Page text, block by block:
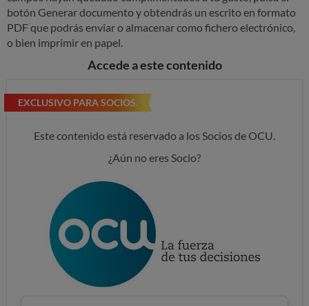
botón Generar documento y obtendrás un escrito en formato
PDF que podrás enviar o almacenar como fichero electrónico,
o bien imprimir en papel.
Accede a este contenido
EXCLUSIVO PARA SOCIOS.
Este contenido está reservado a los Socios de OCU.
¿Aún no eres Socio?